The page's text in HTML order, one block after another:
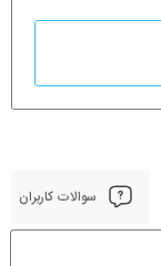
سوالات کاربران